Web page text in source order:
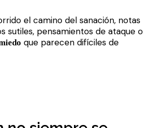
el camino del sanación, notas
sutiles, pensamientos de ataque o
que parecen difíciles de